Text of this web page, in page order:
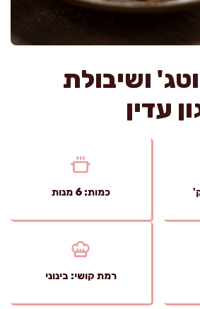
ושיבולת
עדין
כמות: 6 מנות
רמת קושי: בינוני